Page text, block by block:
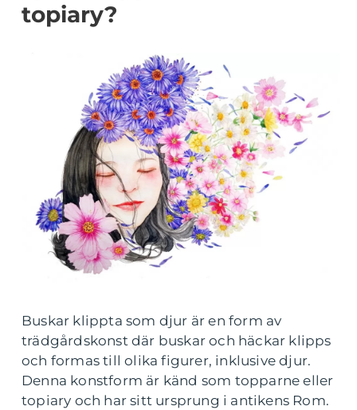
topiary?
Buskar klippta som djur är en form av
trädgårdskonst där buskar och häckar klipps
och formas till olika figurer, inklusive djur.
Denna konstform är känd som topparne eller
topiary och har sitt ursprung i antikens Rom.